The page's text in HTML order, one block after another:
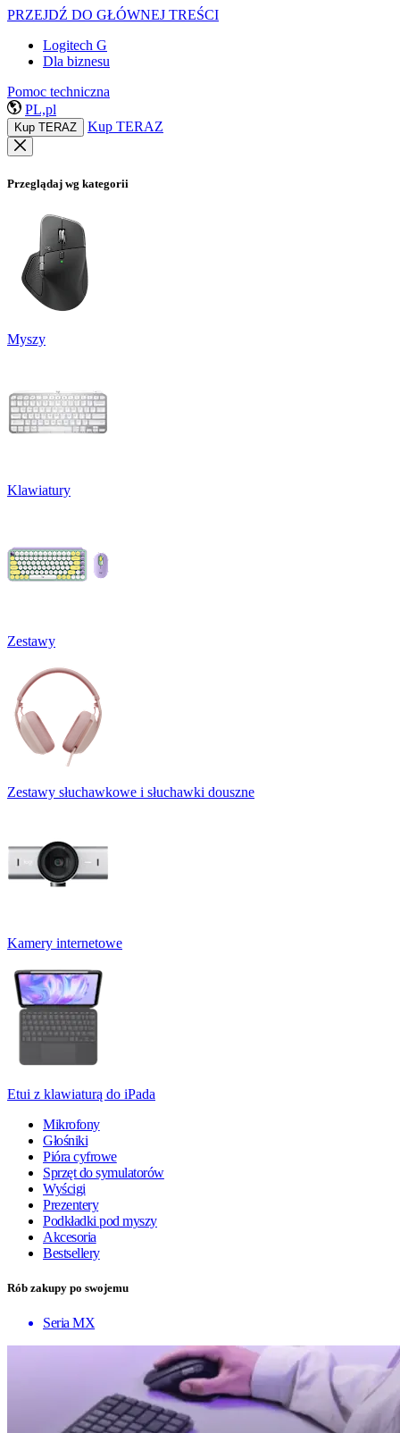
PRZEJDŹ DO GŁÓWNEJ TREŚCI
Logitech G
Dla biznesu
Pomoc techniczna
PL,pl
Kup TERAZ Kup TERAZ
Przeglądaj wg kategorii
Myszy
Klawiatury
Zestawy
Zestawy słuchawkowe i słuchawki douszne
Kamery internetowe
Etui z klawiaturą do iPada
Mikrofony
Głośniki
Pióra cyfrowe
Sprzęt do symulatorów
Wyścigi
Prezentery
Podkładki pod myszy
Akcesoria
Bestsellery
Rób zakupy po swojemu
Seria MX